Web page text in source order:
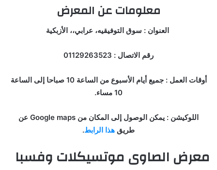
معلومات عن المعرض
العنوان : سوق التوفيقيه، عرابي،، الأزبكية
رقم الاتصال : 01129263523
أوقات العمل : جميع أيام الأسبوع من الساعة 10 صباحا إلى الساعة
10 مساء.
اللوكيشن : يمكن الوصول إلى المكان من Google maps عن
طريق هذا الرابط.
معرض الصاوى موتسيكلات وفسبا